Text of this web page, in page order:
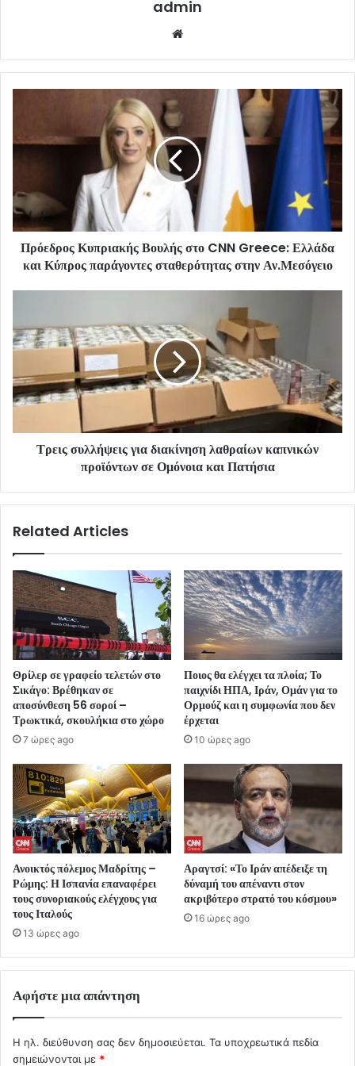
admin
Πρόεδρος Κυπριακής Βουλής στο CNN Greece: Ελλάδα
και Κύπρος παράγοντες σταθερότητας στην Αν.Μεσόγειο
Τρεις συλλήψεις για διακίνηση λαθραίων καπνικών
προϊόντων σε Ομόνοια και Πατήσια
Related Articles
Θρίλερ σε γραφείο τελετών στο
Σικάγο: Βρέθηκαν σε
αποσύνθεση 56 σοροί –
Τρωκτικά, σκουλήκια στο χώρο
7 ώρες ago
Ποιος θα ελέγχει τα πλοία; Το
παιχνίδι ΗΠΑ, Ιράν, Ομάν για το
Ορμούζ και η συμφωνία που δεν
έρχεται
10 ώρες ago
Ανοικτός πόλεμος Μαδρίτης –
Ρώμης: Η Ισπανία επαναφέρει
τους συνοριακούς ελέγχους για
τους Ιταλούς
13 ώρες ago
Αραγτσί: «Το Ιράν απέδειξε τη
δύναμή του απέναντι στον
ακριβότερο στρατό του κόσμου»
16 ώρες ago
Αφήστε μια απάντηση
Η ηλ. διεύθυνση σας δεν δημοσιεύεται. Τα υποχρεωτικά πεδία
σημειώνονται με *